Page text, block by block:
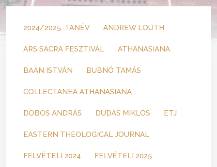
2024/2025. TANÉV ANDREW LOUTH
ARS SACRA FESZTIVÁL ATHANASIANA
BAÁN ISTVÁN BUBNÓ TAMÁS
COLLECTANEA ATHANASIANA
DOBOS ANDRÁS DUDÁS MIKLÓS ETJ
EASTERN THEOLOGICAL JOURNAL
FELVÉTELI 2024 FELVÉTELI 2025